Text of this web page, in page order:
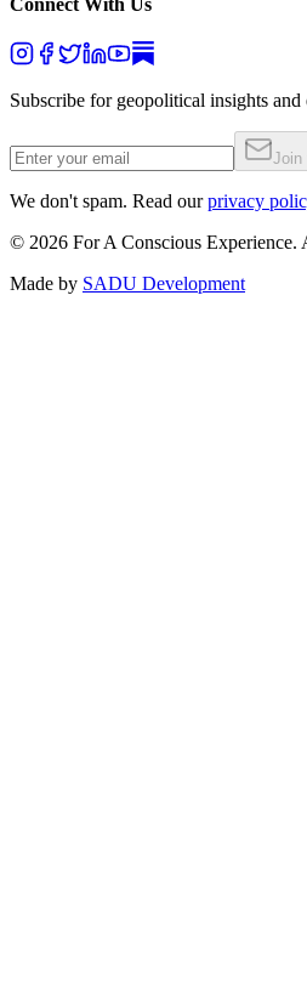
Subscribe for geopolitical insights and
Join
We don't spam. Read our privacy
© 2026 For A Conscious Experience.
Made by SADU Development